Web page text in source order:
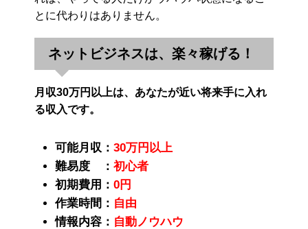
とに代わりはありません。
ネットビジネスは、楽々稼げる！
月収30万円以上は、あなたが近い将来手に入れ
る収入です。
可能月収： 30万円以上
難易度 ： 初心者
初期費用： 0円
作業時間： 自由
情報内容： 自動ノウハウ